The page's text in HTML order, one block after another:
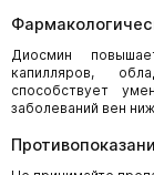
Диосмин
капилляров,
способствует
заболеваний вен